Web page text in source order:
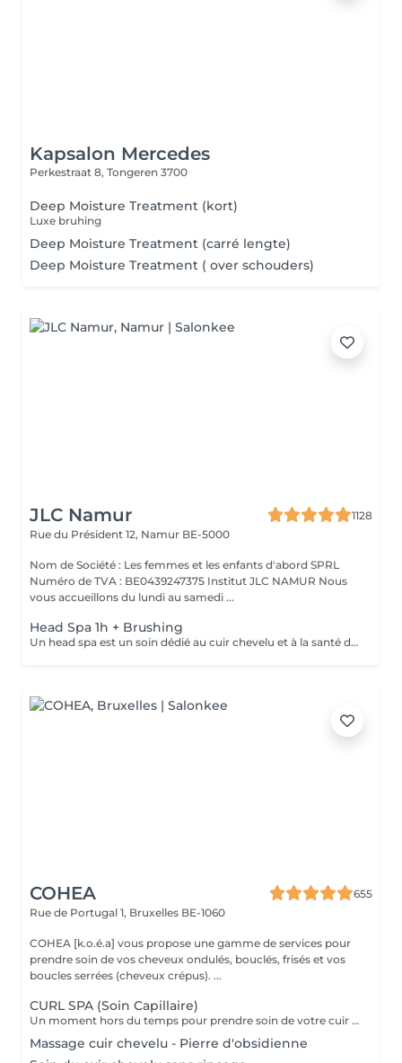
Kapsalon Mercedes
Perkestraat 8, Tongeren 3700
Deep Moisture Treatment (kort)
Luxe bruhing
Deep Moisture Treatment (carré lengte)
Deep Moisture Treatment ( over schouders)
JLC Namur
1128
Rue du Président 12, Namur BE-5000
Nom de Société : Les femmes et les enfants d'abord SPRL
Numéro de TVA : BE0439247375 Institut JLC NAMUR Nous
vous accueillons du lundi au samedi ...
Head Spa 1h + Brushing
Un head spa est un soin dédié au cuir chevelu et à la santé des cheveux qui combine massages, traitements et soins avec notre gamme Inca de chez Organethic. Cela inclut des techniques de relaxation, des masques capillaires et des soins du cuir chevelu. L'objectif est de stimuler la circulation sanguine et de favoriser la croissance des cheveux tout en offrant une expérience relaxante. Ce service est uniquement disponible pour les femmes.
COHEA
655
Rue de Portugal 1, Bruxelles BE-1060
COHEA [k.o.é.a] vous propose une gamme de services pour
prendre soin de vos cheveux ondulés, bouclés, frisés et vos
boucles serrées (cheveux crépus). ...
CURL SPA (Soin Capillaire)
Un moment hors du temps pour prendre soin de votre cuir chevelu et de vos boucles et vous détendre. Ce service comprend: Un diagnostic de votre cuir chevelu et de vos cheveux Un soin personnalisé à leurs besoins avec traitement spa capillaire à la vapeur suivi de la définition et du séchage de vos boucles. Vous bénéficierez tout au long du rituels de plusieurs massages du cuir chevelu, des épaules et des mains.
Massage cuir chevelu - Pierre d'obsidienne